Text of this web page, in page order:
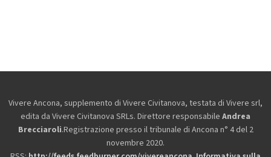
Vivere Ancona, supplemento di Vivere Civitanova, testata di Vivere srl,
edita da Vivere Civitanova SRLs. Direttore responsabile Andrea
Brecciaroli.Registrazione presso il tribunale di Ancona n° 4 del 2
novembre 2020.